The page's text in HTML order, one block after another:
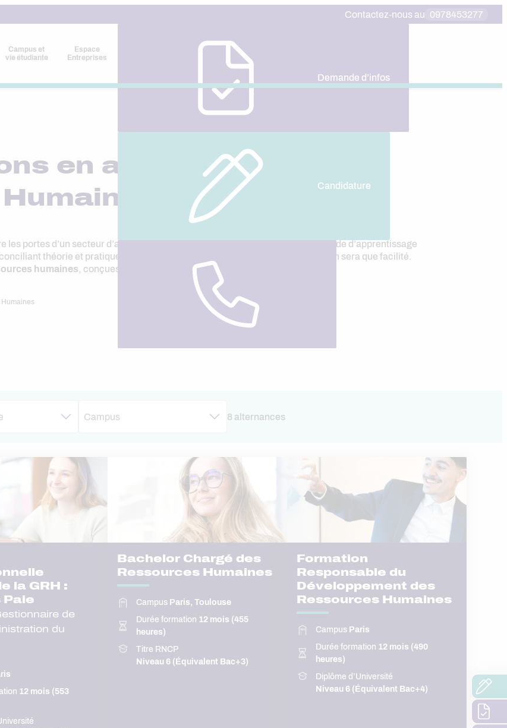
Contactez-nous au 0978453277
Campus et
vie étudiante
Espace
Entreprises
Demande d’infos
Candidature
en alternance en
les portes d’un secteur d’activité dynamique et en constante évolution. Ce mode d’apprentissage
théorie et pratique. Votre recrutement à l’issue de votre formation n’en sera que facilité.
humaines , conçues pour répondre aux exigences du marché du travail.
Humaines
Campus 8 alternances
la GRH :
Paie
de
du
12 mois (553
Bachelor Chargé des
Ressources Humaines
Campus Paris, Toulouse
Durée formation 12 mois (455
heures)
Titre RNCP
Niveau 6 (Équivalent Bac+3)
Formation
Responsable du
Développement des
Ressources Humaines
Campus Paris
Durée formation 12 mois (490
heures)
Diplôme d’Université
Niveau 6 (Équivalent Bac+4)